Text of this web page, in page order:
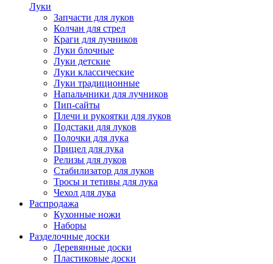
Луки
Запчасти для луков
Колчан для стрел
Краги для лучников
Луки блочные
Луки детские
Луки классические
Луки традиционные
Напальчники для лучников
Пип-сайты
Плечи и рукоятки для луков
Подстаки для луков
Полочки для лука
Прицел для лука
Релизы для луков
Стабилизатор для луков
Тросы и тетивы для лука
Чехол для лука
Распродажа
Кухонные ножи
Наборы
Разделочные доски
Деревянные доски
Пластиковые доски